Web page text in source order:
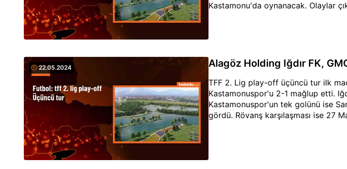
Kastamonu'da oynanacak. Olaylar
22.05.2024 Alagöz Holding Iğdır FK,
TFF 2. Lig play-off üçüncü tur ilk
Kastamonuspor'u 2-1 mağlup etti.
Kastamonuspor'un tek golünü ise
gördü. Rövanş karşılaşması ise 27